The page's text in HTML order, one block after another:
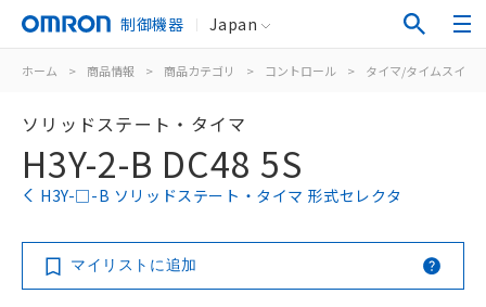
制御機器 Japan
ホーム > 商品情報 > 商品カテゴリ > コントロール > タイマ/タイムスイッ
ソリッドステート・タイマ
H3Y-2-B DC48 5S
H3Y-□-B ソリッドステート・タイマ 形式セレクタ
マイリストに追加